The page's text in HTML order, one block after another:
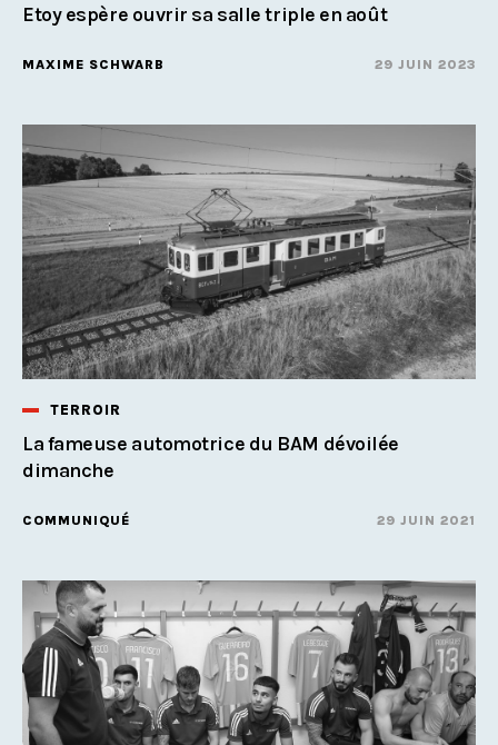
Etoy espère ouvrir sa salle triple en août
MAXIME SCHWARB 29 JUIN 2023
TERROIR
La fameuse automotrice du BAM dévoilée
dimanche
COMMUNIQUÉ 29 JUIN 2021